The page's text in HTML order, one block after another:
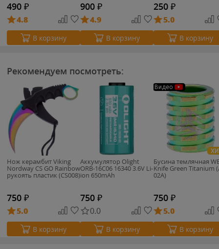
490 ₽
4.8
В корзину
900 ₽
4.9
В корзину
250 ₽
5.0
В корзину
Рекомендуем посмотреть:
Нож керамбит Viking
Nordway CS GO Rainbow
рукоять пластик (CS008)
750 ₽
5.0
В корзину
Аккумулятор Olight
ORB-16C06 16340 3.6V Li-
ion 650mAh
750 ₽
0.0
В корзину
Видео
Бусина темлячная
Knife Green Titanium
02A)
750 ₽
5.0
В корзину